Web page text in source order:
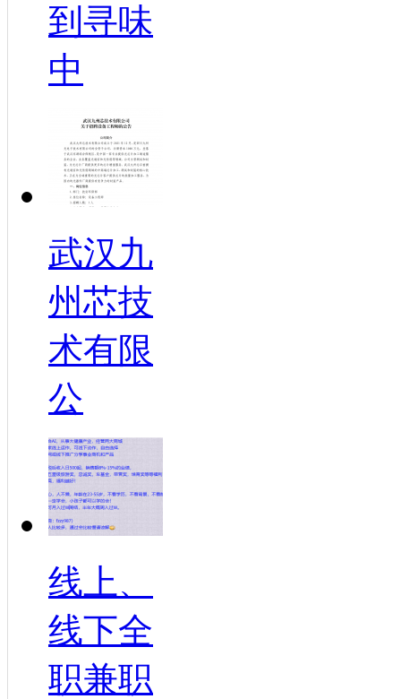
到寻味
中
武汉九
州芯技
术有限
公
线上、
线下全
职兼职